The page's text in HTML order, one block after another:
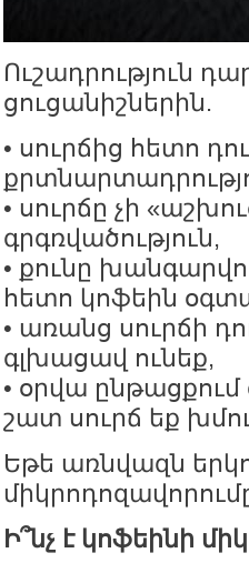
Ուշադրություն
ցուցանիշներին.
• սուրճից հետո
• սուրճը չի
գրգռվածություն,
• քունը
հետո կոֆեին
• առանց սուրճի
գլխացավ ունեք,
• օրվա ընթացքում
շատ սուրճ եք
Եթե առնվազն
Ի՞նչ է կոֆեինի